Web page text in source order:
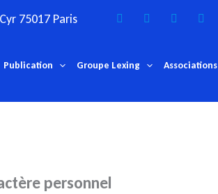
75017 Paris
Publication Groupe Lexing Associations
personnel